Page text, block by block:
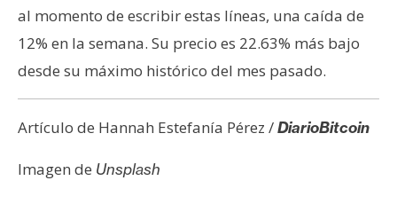
al momento de escribir estas líneas, una caída de
12% en la semana. Su precio es 22.63% más bajo
desde su máximo histórico del mes pasado.
Artículo de Hannah Estefanía Pérez /DiarioBitcoin
Imagen de Unsplash